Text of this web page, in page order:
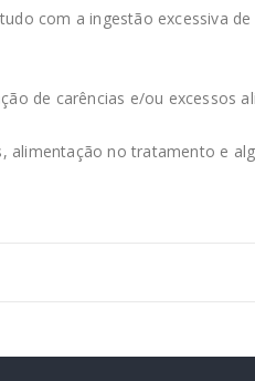
com a ingestão excessiva
de carências e/ou excessos
no tratamento e